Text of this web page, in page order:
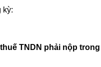
kỳ:
TNDN phải nộp